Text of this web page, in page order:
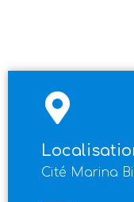
Cité Marina